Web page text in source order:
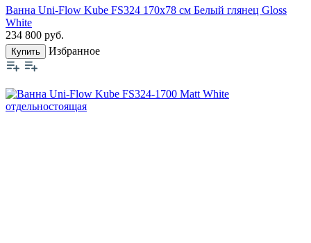
Ванна Uni-Flow Kube FS324 170х78 см Белый глянец Gloss
White
234 800 руб.
Купить Избранное